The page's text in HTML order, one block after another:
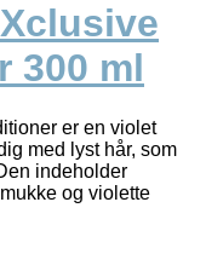
300 ml
er en violet
med lyst hår, som
indeholder
og violette